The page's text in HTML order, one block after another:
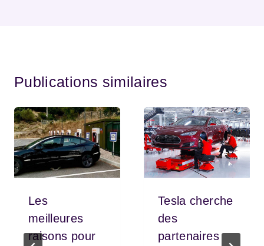
Publications similaires
Les
meilleures
raisons pour
Tesla cherche
des
partenaires